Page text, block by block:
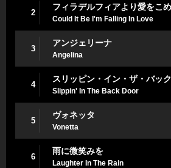
2
フィラデルフィアより愛をこ
Could It Be I'm Falling In Love
3
アンジェリーナ
Angelina
4
スリッピン・イン・ザ・バッ
Slippin' In The Back Door
5
ヴォネッタ
Vonetta
6
雨に微笑みを
Laughter In The Rain